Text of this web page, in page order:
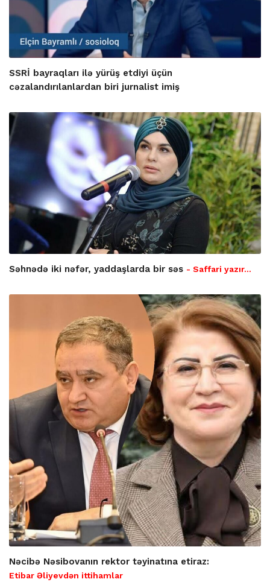
SSRİ bayraqları ilə yürüş etdiyi üçün
cəzalandırılanlardan biri jurnalist imiş
Səhnədə iki nəfər, yaddaşlarda bir səs - Saffari yazır…
Nəcibə Nəsibovanın rektor təyinatına etiraz:
Etibar Əliyevdən ittihamlar